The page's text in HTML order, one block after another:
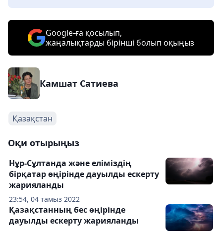
Google-ға қосылып,
жаңалықтарды бірінші болып оқыңыз
Камшат Сатиева
Қазақстан
Оқи отырыңыз
23:54, 04 тамыз 2022
Нұр-Сұлтанда және еліміздің
бірқатар өңірінде дауылды ескерту
жарияланды
Қазақстанның бес өңірінде
дауылды ескерту жарияланды